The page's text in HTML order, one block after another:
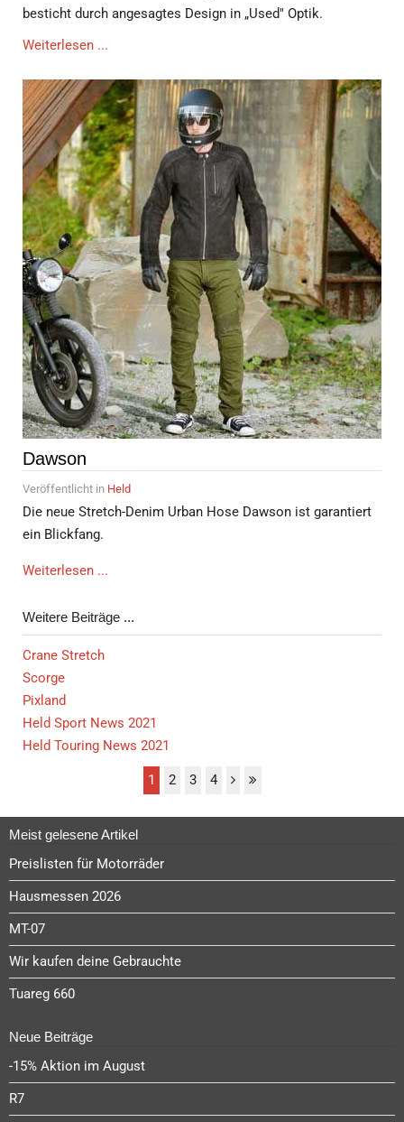
besticht durch angesagtes Design in „Used" Optik.
Weiterlesen ...
Dawson
Veröffentlicht in Held
Die neue Stretch-Denim Urban Hose Dawson ist garantiert
ein Blickfang.
Weiterlesen ...
Weitere Beiträge ...
Crane Stretch
Scorge
Pixland
Held Sport News 2021
Held Touring News 2021
1 2 3 4
Meist gelesene Artikel
Preislisten für Motorräder
Hausmessen 2026
MT-07
Wir kaufen deine Gebrauchte
Tuareg 660
Neue Beiträge
-15% Aktion im August
R7